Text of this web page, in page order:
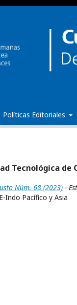
Políticas Editoriales
Tecnológica de
Núm. 68 (2023) -
Indo Pacífico y Asia